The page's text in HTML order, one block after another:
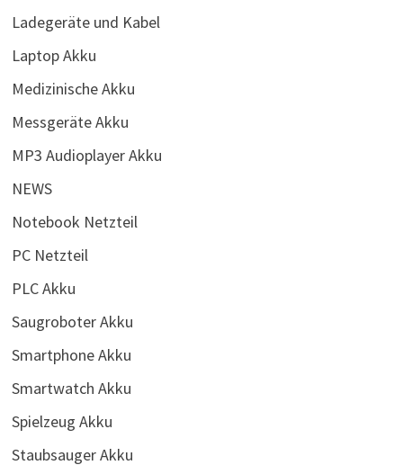
Ladegeräte und Kabel
Laptop Akku
Medizinische Akku
Messgeräte Akku
MP3 Audioplayer Akku
NEWS
Notebook Netzteil
PC Netzteil
PLC Akku
Saugroboter Akku
Smartphone Akku
Smartwatch Akku
Spielzeug Akku
Staubsauger Akku